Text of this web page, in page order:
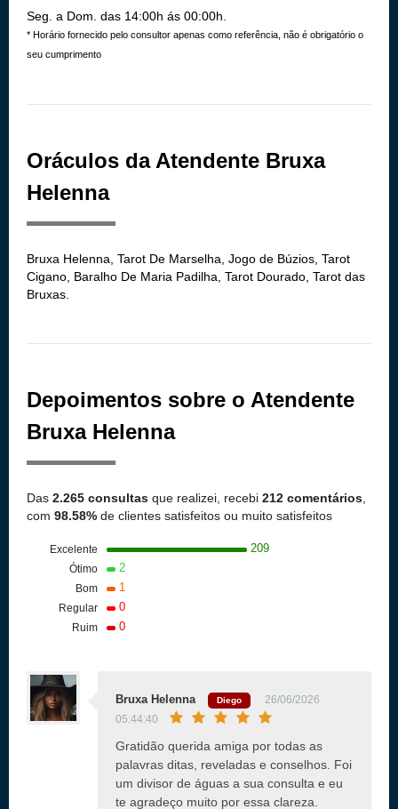
Seg. a Dom. das 14:00h ás 00:00h.
* Horário fornecido pelo consultor apenas como referência, não é obrigatório o
seu cumprimento
Oráculos da Atendente Bruxa
Helenna
Bruxa Helenna, Tarot De Marselha, Jogo de Búzios, Tarot
Cigano, Baralho De Maria Padilha, Tarot Dourado, Tarot das
Bruxas.
Depoimentos sobre o Atendente
Bruxa Helenna
Das 2.265 consultas que realizei, recebi 212 comentários
com 98.58% de clientes satisfeitos ou muito satisfeitos
Excelente 209
Ótimo 2
Bom 1
Regular 0
Ruim 0
Bruxa Helenna Diego
26/06/2026
05:44:40
Gratidão querida amiga por todas as
palavras ditas, reveladas e conselhos. Foi
um divisor de águas a sua consulta e eu
te agradeço muito por essa clareza.